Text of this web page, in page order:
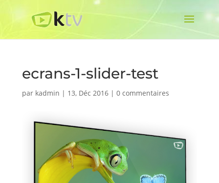
ecrans-1-slider-test
par kadmin | 13, Déc 2016| 0 commentaires